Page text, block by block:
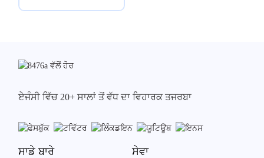
ਏਜੰਸੀ ਵਿੱਚ 20+ ਸਾਲਾਂ ਤੋਂ ਵੱਧ ਦਾ ਵਿਹਾਰਕ ਤਜਰਬਾ
ਸਾਡੇ ਬਾਰੇ ਸੇਵਾ